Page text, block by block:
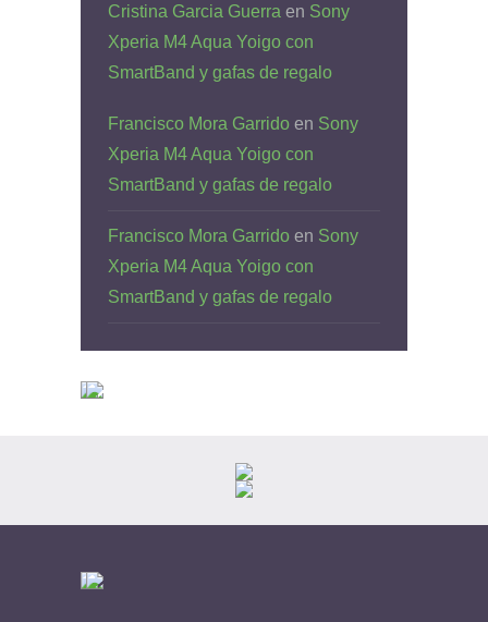
Cristina Garcia Guerra en Sony
Xperia M4 Aqua Yoigo con
SmartBand y gafas de regalo
Francisco Mora Garrido en Sony
Xperia M4 Aqua Yoigo con
SmartBand y gafas de regalo
Francisco Mora Garrido en Sony
Xperia M4 Aqua Yoigo con
SmartBand y gafas de regalo